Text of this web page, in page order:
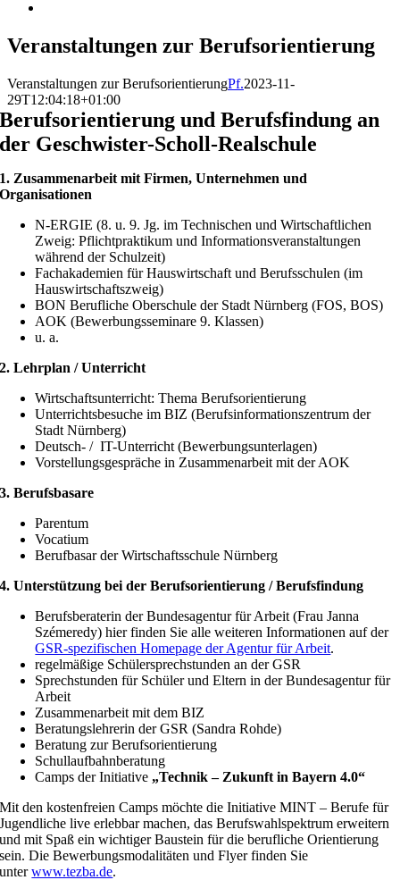
Veranstaltungen zur Berufsorientierung
Veranstaltungen zur BerufsorientierungPf.2023-11-
29T12:04:18+01:00
Berufsorientierung und Berufsfindung an
der Geschwister-Scholl-Realschule
1. Zusammenarbeit mit Firmen, Unternehmen und
Organisationen
N-ERGIE (8. u. 9. Jg. im Technischen und Wirtschaftlichen
Zweig: Pflichtpraktikum und Informationsveranstaltungen
während der Schulzeit)
Fachakademien für Hauswirtschaft und Berufsschulen (im
Hauswirtschaftszweig)
BON Berufliche Oberschule der Stadt Nürnberg (FOS, BOS)
AOK (Bewerbungsseminare 9. Klassen)
u. a.
2. Lehrplan / Unterricht
Wirtschaftsunterricht: Thema Berufsorientierung
Unterrichtsbesuche im BIZ (Berufsinformationszentrum der
Stadt Nürnberg)
Deutsch- / IT-Unterricht (Bewerbungsunterlagen)
Vorstellungsgespräche in Zusammenarbeit mit der AOK
3. Berufsbasare
Parentum
Vocatium
Berufbasar der Wirtschaftsschule Nürnberg
4. Unterstützung bei der Berufsorientierung / Berufsfindung
Berufsberaterin der Bundesagentur für Arbeit (Frau Janna
Szémeredy) hier finden Sie alle weiteren Informationen auf der
GSR-spezifischen Homepage der Agentur für Arbeit.
regelmäßige Schülersprechstunden an der GSR
Sprechstunden für Schüler und Eltern in der Bundesagentur für
Arbeit
Zusammenarbeit mit dem BIZ
Beratungslehrerin der GSR (Sandra Rohde)
Beratung zur Berufsorientierung
Schullaufbahnberatung
Camps der Initiative „Technik – Zukunft in Bayern 4.0“
Mit den kostenfreien Camps möchte die Initiative MINT – Berufe für
Jugendliche live erlebbar machen, das Berufswahlspektrum erweitern
und mit Spaß ein wichtiger Baustein für die berufliche Orientierung
sein. Die Bewerbungsmodalitäten und Flyer finden Sie
unterwww.tezba.de.